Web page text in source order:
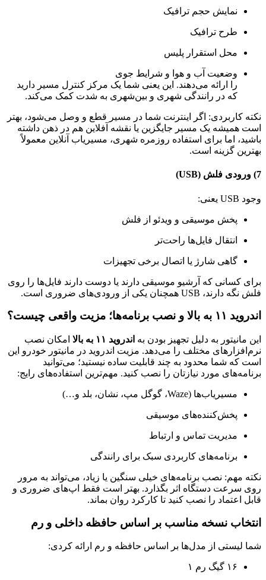
نمایش حجم ترافیک
طرح ترافیک
محل استقرار پلیس
وضعیت آب و هوا و شرایط جوی
را ارائه می‌دهند. این یعنی شما یک مرکز کنترل مسیر دارید
که در رانندگی شهری و بین‌شهری به شدت کمک می‌کند.
نکته کاربردی: اگر اینترنت شما در مسیر قطع و وصل می‌شود، بهتر
است همیشه یک مسیر جایگزین یا نقشه آفلاین هم در ذهن داشته
باشید، اما برای استفاده روزمره شهری، مسیریاب آنلاین معمولاً
بهترین گزینه است.
7) ورودی فلش (USB)
وجود USB یعنی:
پخش موسیقی و ویدئو از فلش
انتقال فایل‌ها راحت‌تر
گاهی شارژ یا اتصال برخی تجهیزات
برای کسانی که آرشیو موسیقی دارند یا دوست دارند فایل‌ها را روی
فلش نگه دارند، USB همچنان یکی از ورودی‌های ضروری است.
اندروید ۱۱ به بالا و نصب برنامه‌ها؛ مزیت واقعی چیست؟
این مانیتور به دلیل تجهیز بودن به اندروید ۱۱ به بالا
امکان نصب
نرم‌افزارهای مختلف را می‌دهد. مزیت اندروید در مانیتور خودرو این
است که شما محدود به چند قابلیت ساده نیستید؛ می‌توانید
برنامه‌های مورد نیازتان را نصب کنید. مهم‌ترین استفاده‌های رایج:
مسیریاب‌ها (Waze، گوگل مپ، نشان، بلد و…)
پخش‌کننده‌های موسیقی
مدیریت تماس و ارتباط
برنامه‌های کاربردی سبک برای رانندگی
نکته مهم: نصب برنامه‌های خیلی سنگین یا زیاد، می‌تواند به مرور
روی سرعت دستگاه اثر بگذارد. بهتر است فقط اپ‌های ضروری و
قابل اعتماد را نصب کنید تا کارکرد روان بماند.
انتخاب نسخه مناسب بر اساس حافظه داخلی و رم
شما لیستی از مدل‌ها بر اساس حافظه و رم ارائه کردی:
۱۶ گیگ رم ۱